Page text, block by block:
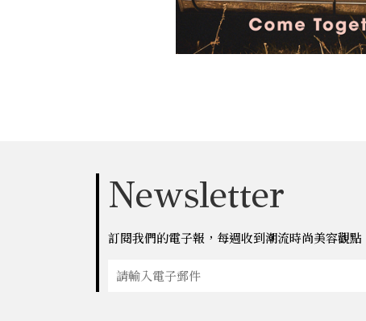
Newsletter
訂閱我們的電子報，每週收到潮流時尚美容觀點